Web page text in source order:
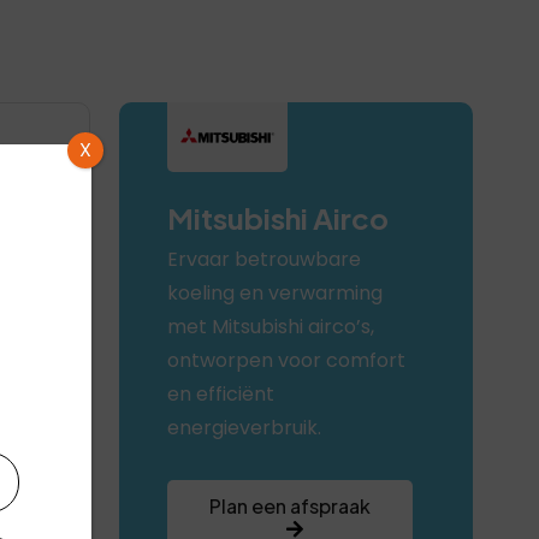
Mitsubishi Airco
Ervaar betrouwbare
koeling en verwarming
met Mitsubishi airco’s,
ontworpen voor comfort
en efficiënt
energieverbruik.
Plan een afspraak
X